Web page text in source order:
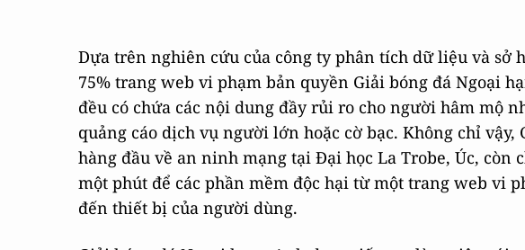
Dựa trên nghiên cứu của công ty phân tích dữ liệu và sở
75% trang web vi phạm bản quyền Giải bóng đá Ngoại
đều có chứa các nội dung đầy rủi ro cho người hâm mộ
quảng cáo dịch vụ người lớn hoặc cờ bạc. Không chỉ vậy,
hàng đầu về an ninh mạng tại Đại học La Trobe, Úc, còn
một phút để các phần mềm độc hại từ một trang web vi
đến thiết bị của người dùng.